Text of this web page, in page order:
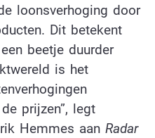
loonsverhoging door
Dit betekent
beetje duurder
is het
prijzen”, legt
Hemmes aan Radar